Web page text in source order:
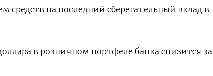
средств на последний сберегательный вклад в
в розничном портфеле банка снизится за